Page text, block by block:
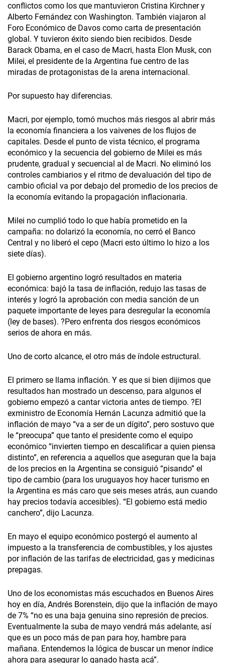
conflictos como los que mantuvieron Cristina Kirchner y
Alberto Fernández con Washington. También viajaron al
Foro Económico de Davos como carta de presentación
global. Y tuvieron éxito siendo bien recibidos. Desde
Barack Obama, en el caso de Macri, hasta Elon Musk, con
Milei, el presidente de la Argentina fue centro de las
miradas de protagonistas de la arena internacional.
Por supuesto hay diferencias.
Macri, por ejemplo, tomó muchos más riesgos al abrir más
la economía financiera a los vaivenes de los flujos de
capitales. Desde el punto de vista técnico, el programa
económico y la secuencia del gobierno de Milei es más
prudente, gradual y secuencial al de Macri. No eliminó los
controles cambiarios y el ritmo de devaluación del tipo de
cambio oficial va por debajo del promedio de los precios de
la economía evitando la propagación inflacionaria.
Milei no cumplió todo lo que había prometido en la
campaña: no dolarizó la economía, no cerró el Banco
Central y no liberó el cepo (Macri esto último lo hizo a los
siete días).
El gobierno argentino logró resultados en materia
económica: bajó la tasa de inflación, redujo las tasas de
interés y logró la aprobación con media sanción de un
paquete importante de leyes para desregular la economía
(ley de bases). ?Pero enfrenta dos riesgos económicos
serios de ahora en más.
Uno de corto alcance, el otro más de índole estructural.
El primero se llama inflación. Y es que si bien dijimos que
resultados han mostrado un descenso, para algunos el
gobierno empezó a cantar victoria antes de tiempo. ?El
exministro de Economía Hernán Lacunza admitió que la
inflación de mayo “va a ser de un dígito”, pero sostuvo que
le “preocupa” que tanto el presidente como el equipo
económico “invierten tiempo en descalificar a quien piensa
distinto”, en referencia a aquellos que aseguran que la baja
de los precios en la Argentina se consiguió “pisando” el
tipo de cambio (para los uruguayos hoy hacer turismo en
la Argentina es más caro que seis meses atrás, aun cuando
hay precios todavía accesibles). “El gobierno está medio
canchero”, dijo Lacunza.
En mayo el equipo económico postergó el aumento al
impuesto a la transferencia de combustibles, y los ajustes
por inflación de las tarifas de electricidad, gas y medicinas
prepagas.
Uno de los economistas más escuchados en Buenos Aires
hoy en día, Andrés Borenstein, dijo que la inflación de mayo
de 7% “no es una baja genuina sino represión de precios.
Eventualmente la suba de mayo vendrá más adelante, así
que es un poco más de pan para hoy, hambre para
mañana. Entendemos la lógica de buscar un menor índice
ahora para asegurar lo ganado hasta acá”.